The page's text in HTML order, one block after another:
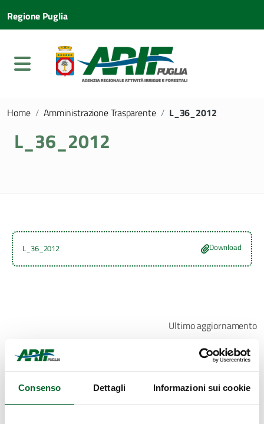
Consenso Dettagli Informazioni sui cookie
Regione Puglia
Home / Amministrazione Trasparente / L_36_2012
L_36_2012
L_36_2012 Download
Ultimo aggiornamento
7 Marzo 2022, 12:23